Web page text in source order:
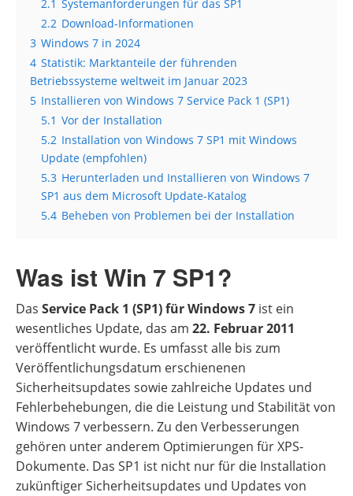
2.1 Systemanforderungen für das SP1
2.2 Download-Informationen
3 Windows 7 in 2024
4 Statistik: Marktanteile der führenden
Betriebssysteme weltweit im Januar 2023
5 Installieren von Windows 7 Service Pack 1 (SP1)
5.1 Vor der Installation
5.2 Installation von Windows 7 SP1 mit Windows
Update (empfohlen)
5.3 Herunterladen und Installieren von Windows 7
SP1 aus dem Microsoft Update-Katalog
5.4 Beheben von Problemen bei der Installation
Was ist Win 7 SP1?
Das Service Pack 1 (SP1) für Windows 7 ist ein
wesentliches Update, das am 22. Februar 2011
veröffentlicht wurde. Es umfasst alle bis zum
Veröffentlichungsdatum erschienenen
Sicherheitsupdates sowie zahlreiche Updates und
Fehlerbehebungen, die die Leistung und Stabilität von
Windows 7 verbessern. Zu den Verbesserungen
gehören unter anderem Optimierungen für XPS-
Dokumente. Das SP1 ist nicht nur für die Installation
zukünftiger Sicherheitsupdates und Updates von